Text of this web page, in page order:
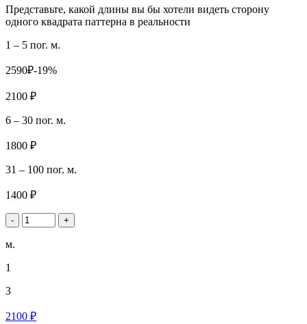
Представьте, какой длины вы бы хотели видеть сторону
одного квадрата паттерна в реальности
1 – 5 пог. м.
2590₽-19%
2100 ₽
6 – 30 пог. м.
1800 ₽
31 – 100 пог. м.
1400 ₽
- +
м.
1
3
2100 ₽